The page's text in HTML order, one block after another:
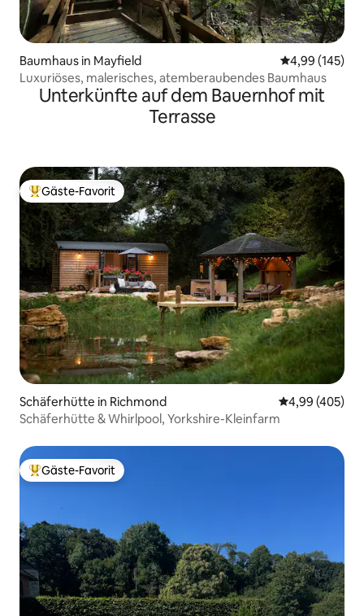
Baumhaus in Mayfield
4,99 (145)
Luxuriöses, malerisches, atemberaubendes Baumhaus
Unterkünfte auf dem Bauernhof mit
Terrasse
Beliebter Gäste-Favorit.
Gäste-Favorit
Schäferhütte in Richmond
4,99 (405)
Schäferhütte & Whirlpool, Yorkshire-Kleinfarm
Beliebter Gäste-Favorit.
Gäste-Favorit